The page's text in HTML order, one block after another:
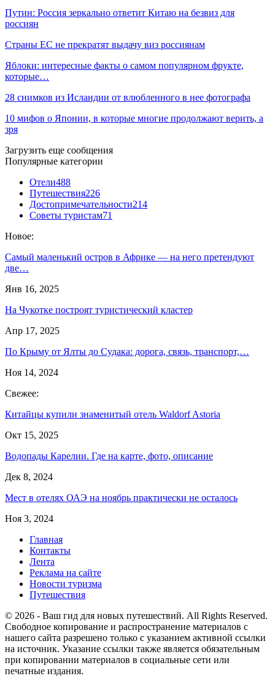
Путин: Россия зеркально ответит Китаю на безвиз для
россиян
Страны ЕС не прекратят выдачу виз россиянам
Яблоки: интересные факты о самом популярном фрукте,
которые…
28 снимков из Исландии от влюбленного в нее фотографа
10 мифов о Японии, в которые многие продолжают верить, а
зря
Загрузить еще сообщения
Популярные категории
Отели488
Путешествия226
Достопримечательности214
Советы туристам71
Новое:
Самый маленький остров в Африке — на него претендуют
две…
Янв 16, 2025
На Чукотке построят туристический кластер
Апр 17, 2025
По Крыму от Ялты до Судака: дорога, связь, транспорт,…
Ноя 14, 2024
Свежее:
Китайцы купили знаменитый отель Waldorf Astoria
Окт 15, 2025
Водопады Карелии. Где на карте, фото, описание
Дек 8, 2024
Мест в отелях ОАЭ на ноябрь практически не осталось
Ноя 3, 2024
Главная
Контакты
Лента
Реклама на сайте
Новости туризма
Путешествия
© 2026 - Ваш гид для новых путешествий. All Rights Reserved.
Свободное копирование и распространение материалов с
нашего сайта разрешено только с указанием активной ссылки
на источник. Указание ссылки также является обязательным
при копировании материалов в социальные сети или
печатные издания.